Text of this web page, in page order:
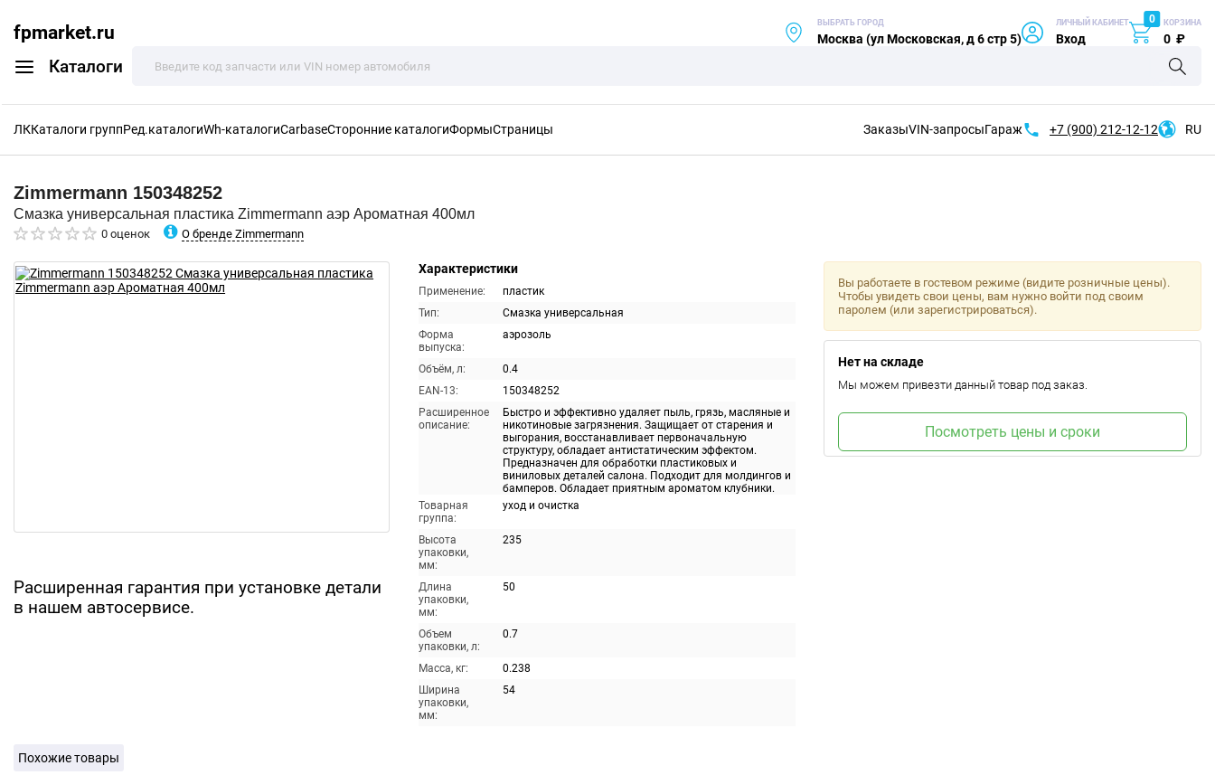
fpmarket.ru
Каталоги
ВЫБРАТЬ ГОРОД
Москва (ул Московская, д 6 стр 5)
ЛИЧНЫЙ КАБИНЕТ
Вход
0 КОРЗИНА
0 ₽
ЛККаталоги группРед.каталогиWh-каталогиCarbaseСторонние каталогиФормыСтраницы ЗаказыVIN-запросыГараж +7 (900) 212-12-12 RU
Zimmermann 150348252
Смазка универсальная пластика Zimmermann аэр Ароматная 400мл
0 оценок О бренде Zimmermann
Расширенная гарантия при установке детали
в нашем автосервисе.
Характеристики
Применение:
пластик
Тип:
Смазка универсальная
Форма
выпуска:
аэрозоль
Объём, л:
0.4
EAN-13:
150348252
Расширенное
описание:
Быстро и эффективно удаляет пыль, грязь, масляные и
никотиновые загрязнения. Защищает от старения и
выгорания, восстанавливает первоначальную
структуру, обладает антистатическим эффектом.
Предназначен для обработки пластиковых и
виниловых деталей салона. Подходит для молдингов и
бамперов. Обладает приятным ароматом клубники.
Товарная
группа:
уход и очистка
Высота
упаковки,
мм:
235
Длина
упаковки,
мм:
50
Объем
упаковки, л:
0.7
Масса, кг:
0.238
Ширина
упаковки,
мм:
54
Вы работаете в гостевом режиме (видите розничные цены).
Чтобы увидеть свои цены, вам нужно войти под своим
паролем (или зарегистрироваться).
Нет на складе
Мы можем привезти данный товар под заказ.
Посмотреть цены и сроки
Похожие товары